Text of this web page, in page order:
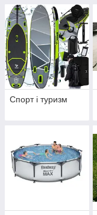
Спорт і туризм